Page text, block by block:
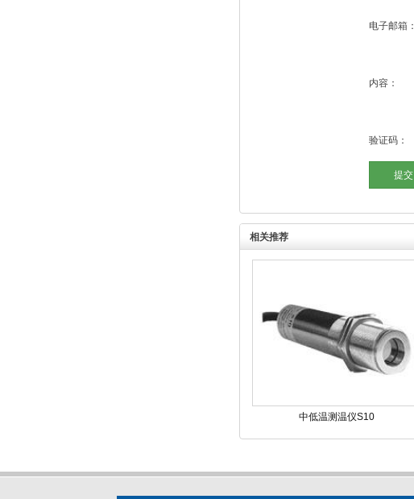
电子邮箱：
内容：
验证码：
相关推荐
中低温测温仪S10